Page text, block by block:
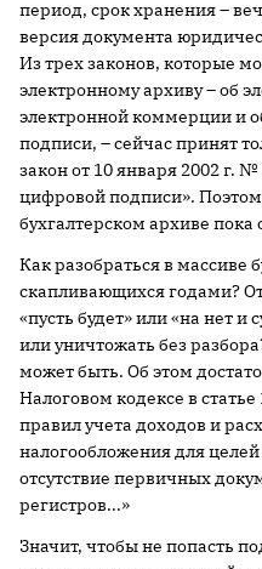
период, срок хранения –
версия документа
Из трех законов, которые
электронному архиву – об
электронной коммерции и
подписи, – сейчас принят
закон от 10 января2002 г. №
цифровой подписи».
бухгалтерском архиве пока
Как разобраться в массиве
скапливающихся годами?
«пусть будет» или «на нет и
или уничтожать без
может быть. Об этом
Налоговом кодексе в
правил учета доходов и
налогообложения для
отсутствие первичных
регистров...»
Значит, чтобы не попасть